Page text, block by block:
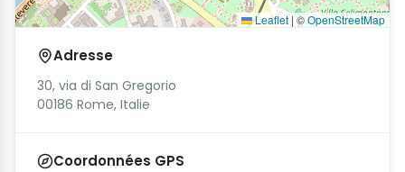
Leaflet | ©OpenStreetMap
Adresse
30, via di San Gregorio
00186 Rome, Italie
Coordonnées GPS